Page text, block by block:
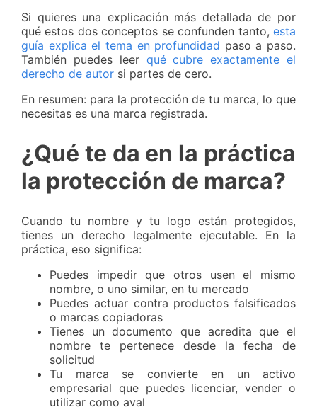
Si quieres una explicación más detallada de por
qué estos dos conceptos se confunden tanto, esta
guía explica el tema en profundidad paso a paso.
También puedes leer qué cubre exactamente el
derecho de autor si partes de cero.
En resumen: para la protección de tu marca, lo que
necesitas es una marca registrada.
¿Qué te da en la práctica
la protección de marca?
Cuando tu nombre y tu logo están protegidos,
tienes un derecho legalmente ejecutable. En la
práctica, eso significa:
Puedes impedir que otros usen el mismo
nombre, o uno similar, en tu mercado
Puedes actuar contra productos falsificados
o marcas copiadoras
Tienes un documento que acredita que el
nombre te pertenece desde la fecha de
solicitud
Tu marca se convierte en un activo
empresarial que puedes licenciar, vender o
utilizar como aval